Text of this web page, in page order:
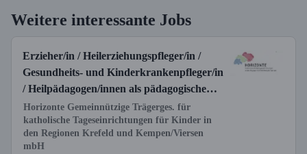
Weitere interessante Jobs
Erzieher/in / Heilerziehungspfleger/in /
Gesundheits- und Kinderkrankenpfleger/in
/ Heilpädagogen/innen als pädagogische
Fachkraft (m/w/d)
Horizonte Gemeinnützige Trägerges. für
katholische Tageseinrichtungen für Kinder in
den Regionen Krefeld und Kempen/Viersen
mbH